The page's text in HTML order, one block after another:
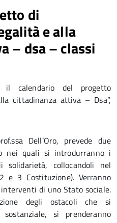
di
e alla
– dsa – classi
calendario del progetto
cittadinanza attiva – Dsa”,
Dell’Oro, prevede due
nei quali si introdurranno i
collocandoli nel
e 3 Costituzione). Verranno
di uno Stato sociale.
degli ostacoli che si
sostanziale, si prenderanno